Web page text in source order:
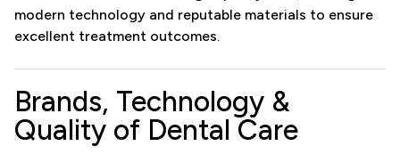
modern technology and reputable materials to ensure
excellent treatment outcomes.
Brands, Technology &
Quality of Dental Care